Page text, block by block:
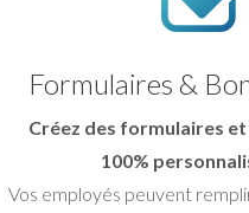
Formulaires &
Créez des formulaires
100%
Vos employés peuvent